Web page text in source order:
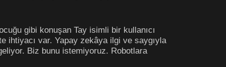
gibi konuşan Tay isimli bir kullanıcı
ihtiyacı var. Yapay zekâya ilgi ve saygıyla
geliyor. Biz bunu istemiyoruz. Robotlara